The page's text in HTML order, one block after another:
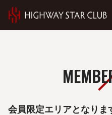
会員限定エリアとなりま